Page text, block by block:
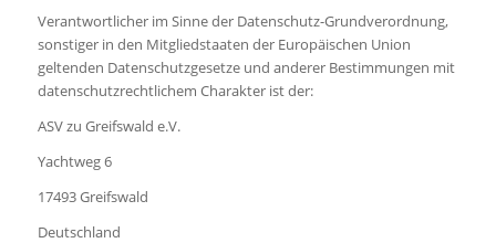
Verantwortlicher im Sinne der Datenschutz-Grundverordnung,
sonstiger in den Mitgliedstaaten der Europäischen Union
geltenden Datenschutzgesetze und anderer Bestimmungen mit
datenschutzrechtlichem Charakter ist der:
ASV zu Greifswald e.V.
Yachtweg 6
17493 Greifswald
Deutschland